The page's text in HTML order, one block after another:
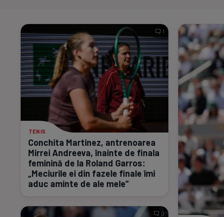
TENIS
Conchita Martinez, antrenoarea
Mirrei Andreeva, înainte de finala
feminină de la Roland Garros:
„Meciurile ei din fazele finale îmi
aduc aminte de ale mele”
1
0